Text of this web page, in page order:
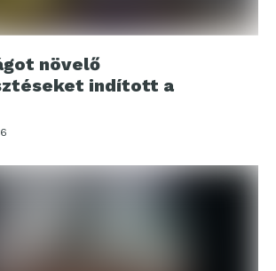
növelő
indított a